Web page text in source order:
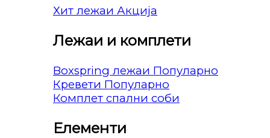
Хит лежаи
Лежаи и комплети
Boxspring лежаи
Кревети
Комплет спални соби
Елементи